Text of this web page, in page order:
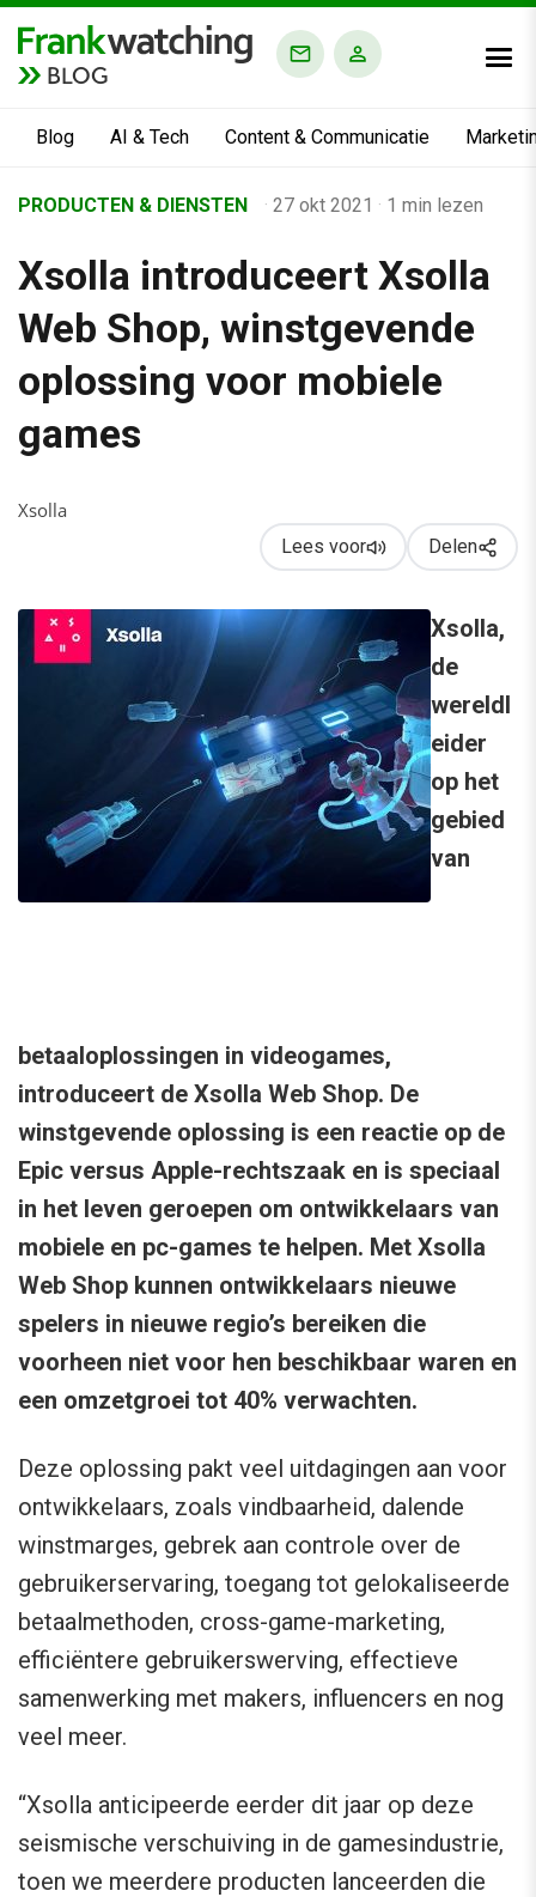
BLOG
Blog AI & Tech Content & Communicatie
Business Channel
Alle artikelen
›
Xsolla introduceert Xsolla Web Shop, winstgevende
PRODUCTEN & DIENSTEN · 27 okt 2021 · 1 min lezen
Xsolla introduceert Xsolla
Web Shop, winstgevende
oplossing voor mobiele
games
Xsolla
Lees voor Delen
Xsolla,
de
wereldl
eider
op het
gebied
van
betaaloplossingen in videogames,
introduceert de Xsolla Web Shop. De
winstgevende oplossing is een reactie op de
Epic versus Apple-rechtszaak en is speciaal
in het leven geroepen om ontwikkelaars van
mobiele en pc-games te helpen. Met Xsolla
Web Shop kunnen ontwikkelaars nieuwe
spelers in nieuwe regio’s bereiken die
voorheen niet voor hen beschikbaar waren en
een omzetgroei tot 40% verwachten.
Deze oplossing pakt veel uitdagingen aan voor
ontwikkelaars, zoals vindbaarheid, dalende
winstmarges, gebrek aan controle over de
gebruikerservaring, toegang tot gelokaliseerde
betaalmethoden, cross-game-marketing,
efficiëntere gebruikerswerving, effectieve
samenwerking met makers, influencers en nog
veel meer.
“Xsolla anticipeerde eerder dit jaar op deze
seismische verschuiving in de gamesindustrie,
toen we meerdere producten lanceerden die